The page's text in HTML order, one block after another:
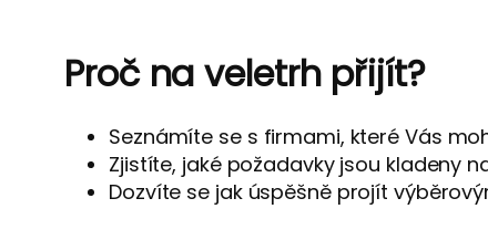
Proč na veletrh přijít?
Seznámíte se s firmami, které Vás
Zjistíte, jaké požadavky jsou kladeny
Dozvíte se jak úspěšně projít